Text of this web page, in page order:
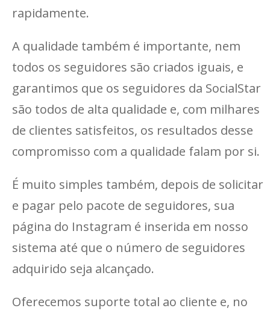
rapidamente.
A qualidade também é importante, nem
todos os seguidores são criados iguais, e
garantimos que os seguidores da SocialStar
são todos de alta qualidade e, com milhares
de clientes satisfeitos, os resultados desse
compromisso com a qualidade falam por si.
É muito simples também, depois de solicitar
e pagar pelo pacote de seguidores, sua
página do Instagram é inserida em nosso
sistema até que o número de seguidores
adquirido seja alcançado.
Oferecemos suporte total ao cliente e, no